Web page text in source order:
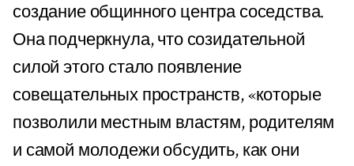
создание общинного центра соседства.
Она подчеркнула, что созидательной
силой этого стало появление
совещательных пространств, «которые
позволили местным властям, родителям
и самой молодежи обсудить, как они